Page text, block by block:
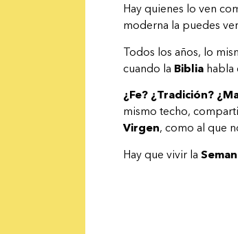
Hay quienes lo ven
moderna la puedes
Todos los años, lo
cuando la Biblia habla
¿Fe? ¿Tradición?
mismo techo,
Virgen, como al que
Hay que vivir la